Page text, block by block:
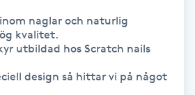
naglar och naturlig
kvalitet.
utbildad hos Scratch nails
design så hittar vi på något